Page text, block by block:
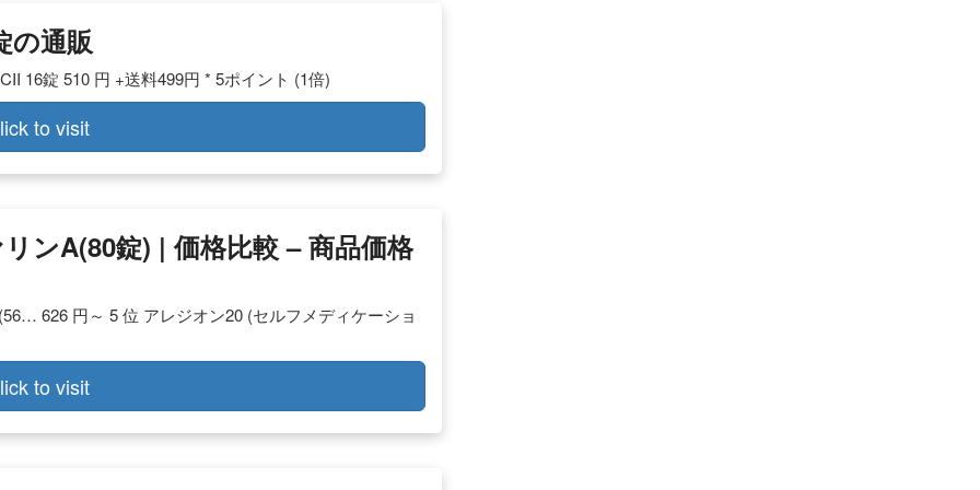
の通販
16錠 510 円 +送料499円 * 5ポイント (1倍)
to visit
ンA(80錠) | 価格比較 – 商品価格
626 円～ 5 位 アレジオン20 (セルフメディケーショ
to visit